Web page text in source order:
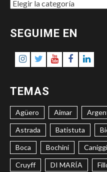
MAPA
SITIO
SEGUIME EN
Instagram
Twitter
Youtube
TEMAS
Agüero Aimar
Astrada Batistuta
Boca Bochini
Cruyff DI MARÍA